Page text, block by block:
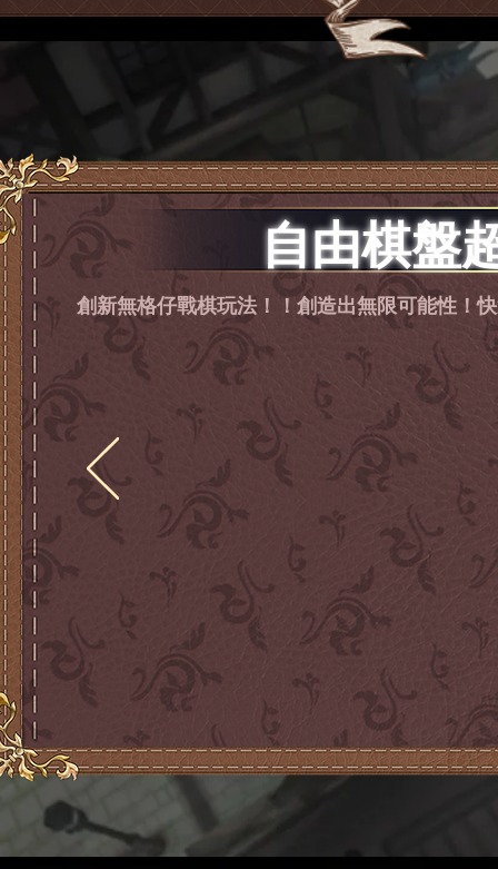
自由棋盤
創新無格仔戰棋玩法！！創造出無限可能性！